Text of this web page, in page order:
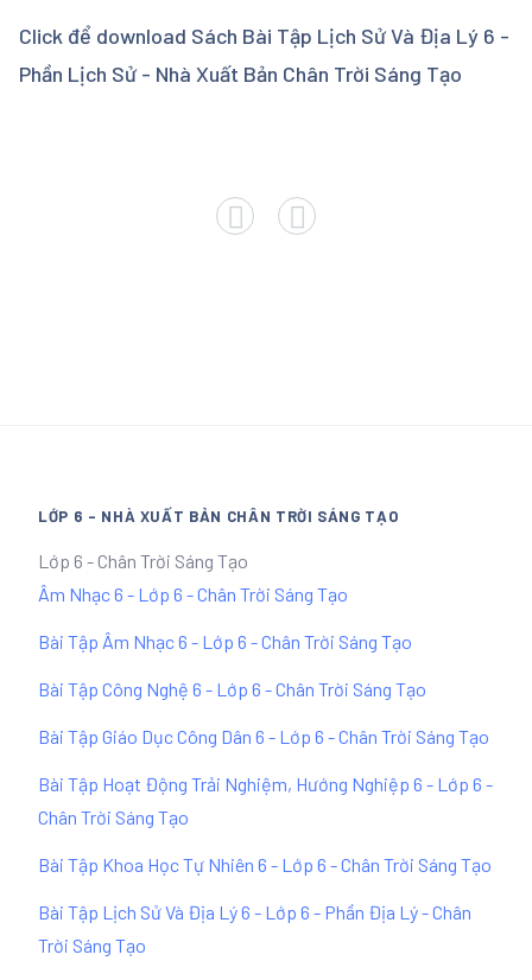
Click để download Sách Bài Tập Lịch Sử Và Địa Lý 6 -
Phần Lịch Sử - Nhà Xuất Bản Chân Trời Sáng Tạo
LỚP 6 - NHÀ XUẤT BẢN CHÂN TRỜI SÁNG TẠO
Lớp 6 - Chân Trời Sáng Tạo
Âm Nhạc 6 - Lớp 6 - Chân Trời Sáng Tạo
Bài Tập Âm Nhạc 6 - Lớp 6 - Chân Trời Sáng Tạo
Bài Tập Công Nghệ 6 - Lớp 6 - Chân Trời Sáng Tạo
Bài Tập Giáo Dục Công Dân 6 - Lớp 6 - Chân Trời Sáng Tạo
Bài Tập Hoạt Động Trải Nghiệm, Hướng Nghiệp 6 - Lớp 6 -
Chân Trời Sáng Tạo
Bài Tập Khoa Học Tự Nhiên 6 - Lớp 6 - Chân Trời Sáng Tạo
Bài Tập Lịch Sử Và Địa Lý 6 - Lớp 6 - Phần Địa Lý - Chân
Trời Sáng Tạo